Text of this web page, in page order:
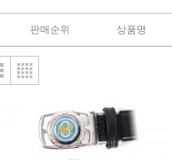
판매순위 상품명